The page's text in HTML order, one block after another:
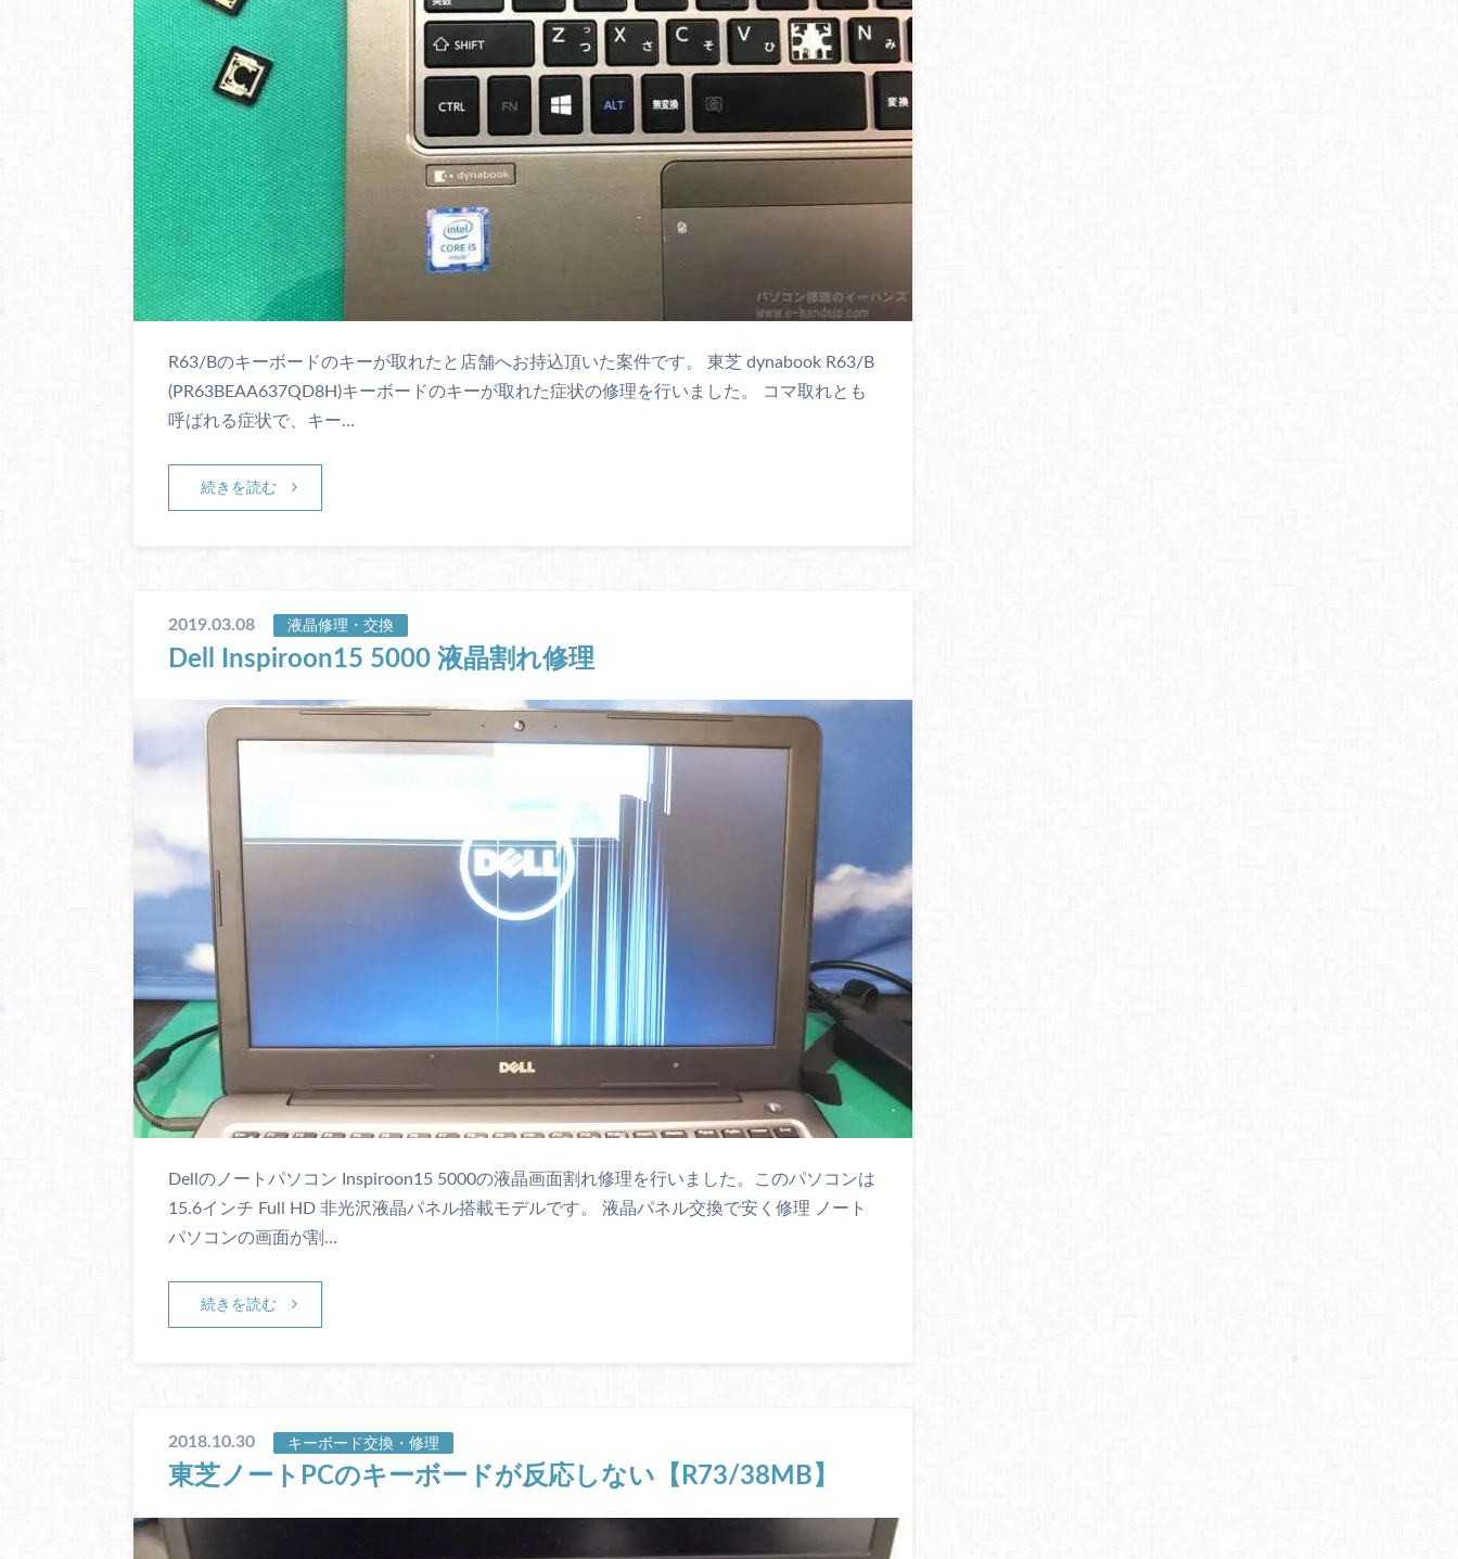
R63/Bのキーボードのキーが取れたと店舗へお持込頂いた案件です。 東芝 dynabook R63/B
(PR63BEAA637QD8H)キーボードのキーが取れた症状の修理を行いました。 コマ取れとも
呼ばれる症状で、キー…
続きを読む
2019.03.08 液晶修理・交換
Dell Inspiroon15 5000 液晶割れ修理
Dellのノートパソコン Inspiroon15 5000の液晶画面割れ修理を行いました。このパソコンは
15.6インチ Full HD 非光沢液晶パネル搭載モデルです。 液晶パネル交換で安く修理 ノート
パソコンの画面が割…
続きを読む
2018.10.30 キーボード交換・修理
東芝ノートPCのキーボードが反応しない【R73/38MB】